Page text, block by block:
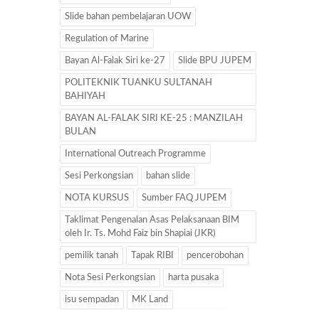
Slide bahan pembelajaran UOW
Regulation of Marine
Bayan Al-Falak Siri ke-27 Slide BPU JUPEM
POLITEKNIK TUANKU SULTANAH
BAHIYAH
BAYAN AL-FALAK SIRI KE-25 : MANZILAH
BULAN
International Outreach Programme
Sesi Perkongsian bahan slide
NOTA KURSUS Sumber FAQ JUPEM
Taklimat Pengenalan Asas Pelaksanaan BIM
oleh Ir. Ts. Mohd Faiz bin Shapiai (JKR)
pemilik tanah Tapak RIBI pencerobohan
Nota Sesi Perkongsian harta pusaka
isu sempadan MK Land